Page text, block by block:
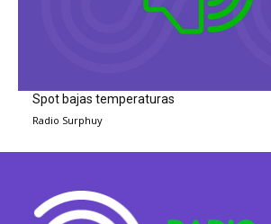
Spot bajas temperaturas
Radio Surphuy